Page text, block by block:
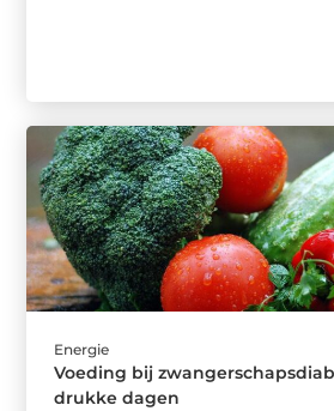
Energie
Voeding bij
drukke dagen